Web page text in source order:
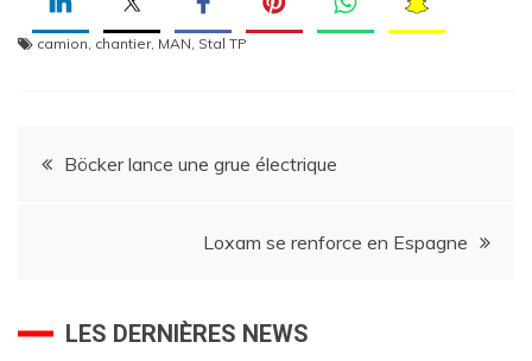
camion chantier, MAN Stal TP
Navigation
Böcker lance une grue électrique
Loxam se renforce en Espagne
LES DERNIÈRES NEWS